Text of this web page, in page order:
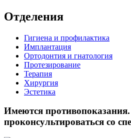
Отделения
Гигиена и профилактика
Имплантация
Ортодонтия и гнатология
Протезирование
Терапия
Хирургия
Эстетика
Имеются
проконсультироваться со